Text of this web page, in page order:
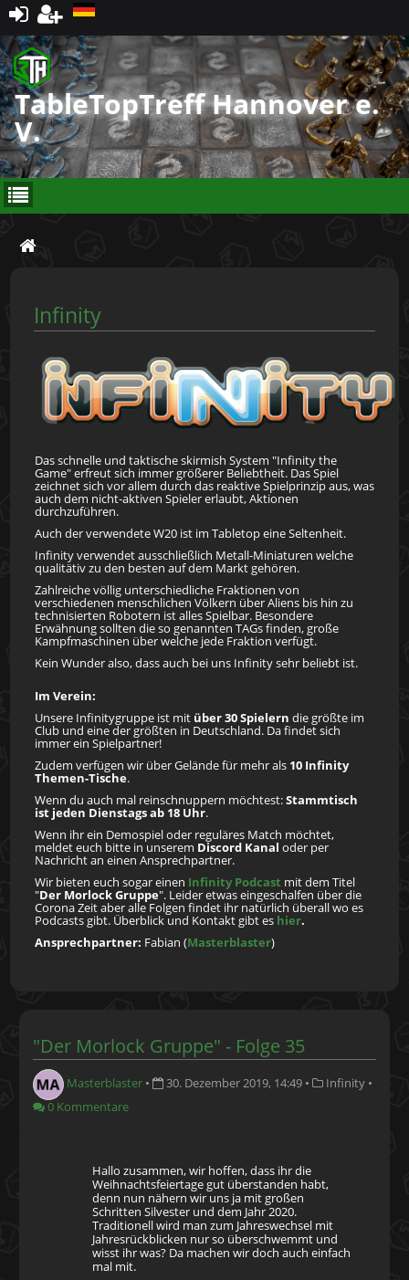
Registrieren
TableTopTreff Hannover e.
V.
Infinity
Das schnelle und taktische skirmish System "Infinity the
Game" erfreut sich immer größerer Beliebtheit. Das Spiel
zeichnet sich vor allem durch das reaktive Spielprinzip aus, was
auch dem nicht-aktiven Spieler erlaubt, Aktionen
durchzuführen.
Auch der verwendete W20 ist im Tabletop eine Seltenheit.
Infinity verwendet ausschließlich Metall-Miniaturen welche
qualitätiv zu den besten auf dem Markt gehören.
Zahlreiche völlig unterschiedliche Fraktionen von
verschiedenen menschlichen Völkern über Aliens bis hin zu
technisierten Robotern ist alles Spielbar. Besondere
Erwähnung sollten die so genannten TAGs finden, große
Kampfmaschinen über welche jede Fraktion verfügt.
Kein Wunder also, dass auch bei uns Infinity sehr beliebt ist.
Im Verein:
Unsere Infinitygruppe ist mit über 30 Spielern die größte im
Club und eine der größten in Deutschland. Da findet sich
immer ein Spielpartner!
Zudem verfügen wir über Gelände für mehr als 10 Infinity
Themen-Tische.
Wenn du auch mal reinschnuppern möchtest:Stammtisch
ist jeden Dienstags ab 18 Uhr.
Wenn ihr ein Demospiel oder reguläres Match möchtet,
meldet euch bitte in unserem Discord Kanal oder per
Nachricht an einen Ansprechpartner.
Wir bieten euch sogar einen Infinity Podcast mit dem Titel
"Der Morlock Gruppe". Leider etwas eingeschalfen über die
Corona Zeit aber alle Folgen findet ihr natürlich überall wo es
Podcasts gibt. Überblick und Kontakt gibt es hier.
Ansprechpartner: Fabian (Masterblaster)
"Der Morlock Gruppe" - Folge 35
Masterblaster • 30. Dezember 2019, 14:49 • Infinity •
0 Kommentare
Hallo zusammen, wir hoffen, dass ihr die
Weihnachtsfeiertage gut überstanden habt,
denn nun nähern wir uns ja mit großen
Schritten Silvester und dem Jahr 2020.
Traditionell wird man zum Jahreswechsel mit
Jahresrückblicken nur so überschwemmt und
wisst ihr was? Da machen wir doch auch einfach
mal mit.